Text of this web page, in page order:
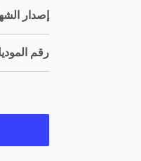
إصدار
رقم